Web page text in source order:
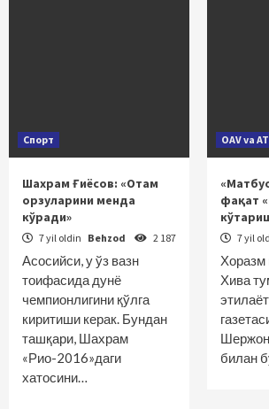
Спорт
Шахрам Ғиёсов: «Отам
орзуларини менда
кўради»
7 yil oldin Behzod 2 187
Асосийси, у ўз вазн
тоифасида дунё
чемпионлигини қўлга
киритиши керак. Бундан
ташқари, Шахрам
«Рио-2016»даги
хатосини…
OAV va AT
фақат
7 yil
Хоразм
Хива
билан